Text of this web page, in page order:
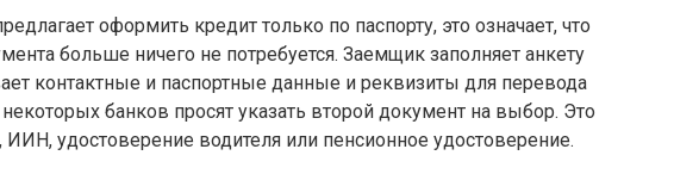
оформить кредит только по паспорту, это означает, что
больше ничего не потребуется. Заемщик заполняет анкету
контактные и паспортные данные и реквизиты для перевода
банков просят указать второй документ на выбор. Это
удостоверение водителя или пенсионное удостоверение.